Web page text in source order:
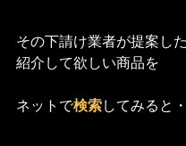
その下請け業者が提案した
紹介して欲しい商品を
ネットで検索してみると